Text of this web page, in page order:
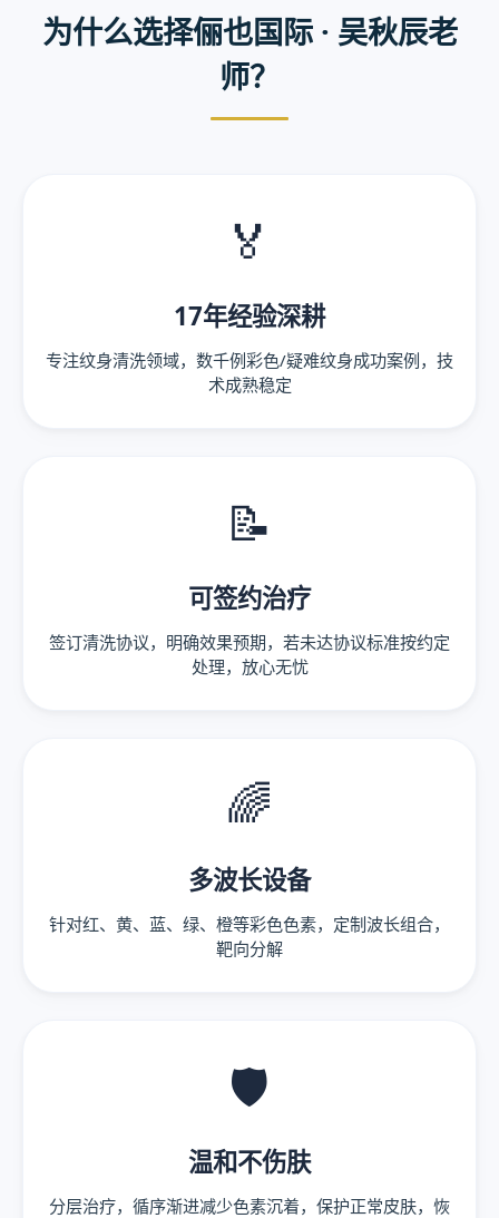
为什么选择俪也国际 · 吴秋辰老
师？
🏅
17年经验深耕
专注纹身清洗领域，数千例彩色/疑难纹身成功案例，技
术成熟稳定
📝
可签约治疗
签订清洗协议，明确效果预期，若未达协议标准按约定
处理，放心无忧
🌈
多波长设备
针对红、黄、蓝、绿、橙等彩色色素，定制波长组合，
靶向分解
🛡️
温和不伤肤
分层治疗，循序渐进减少色素沉着，保护正常皮肤，恢